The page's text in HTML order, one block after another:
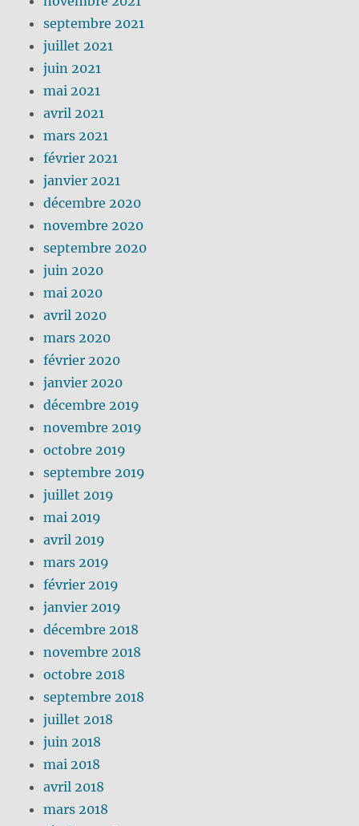
septembre 2021
juillet 2021
juin 2021
mai 2021
avril 2021
mars 2021
février 2021
janvier 2021
décembre 2020
novembre 2020
septembre 2020
juin 2020
mai 2020
avril 2020
mars 2020
février 2020
janvier 2020
décembre 2019
novembre 2019
octobre 2019
septembre 2019
juillet 2019
mai 2019
avril 2019
mars 2019
février 2019
janvier 2019
décembre 2018
novembre 2018
octobre 2018
septembre 2018
juillet 2018
juin 2018
mai 2018
avril 2018
mars 2018